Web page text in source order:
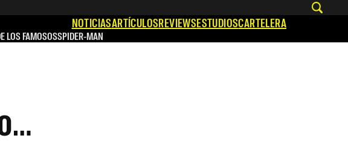
NOTICIASARTÍCULOSREVIEWSESTUDIOSCARTELERA
LOS FAMOSOSSPIDER-MAN